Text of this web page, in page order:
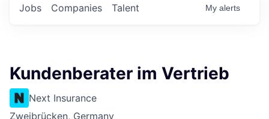
Jobs Companies Talent My alerts
Kundenberater im Vertrieb
Next Insurance
Zweibrücken, Germany